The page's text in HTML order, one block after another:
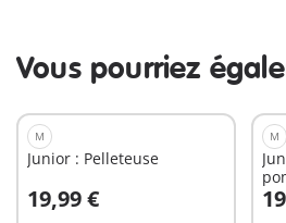
Vous pourriez
M
Junior : Pelleteuse
19,99 €
Au panier
M